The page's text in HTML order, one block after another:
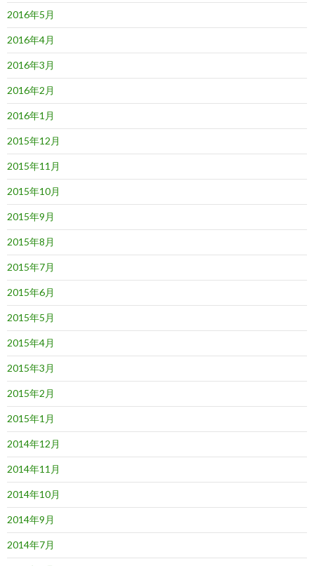
2016年5月
2016年4月
2016年3月
2016年2月
2016年1月
2015年12月
2015年11月
2015年10月
2015年9月
2015年8月
2015年7月
2015年6月
2015年5月
2015年4月
2015年3月
2015年2月
2015年1月
2014年12月
2014年11月
2014年10月
2014年9月
2014年7月